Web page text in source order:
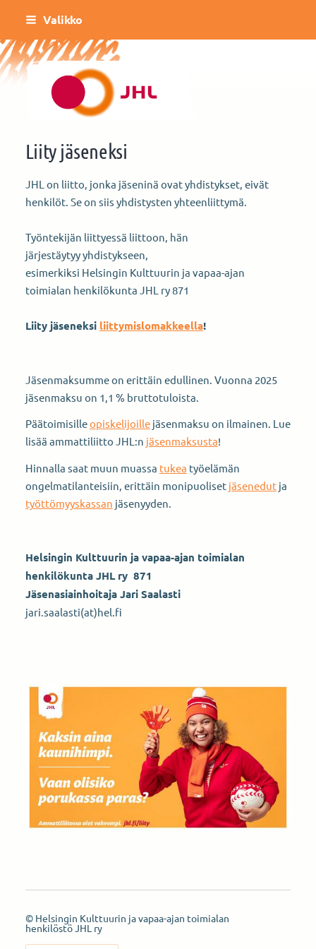
Siirry
sisältöön
Valikko
Helsingin Kulttuurin ja vapaa-ajan
Liity jäseneksi
JHL on liitto, jonka jäseninä ovat yhdistykset, eivät
henkilöt. Se on siis yhdistysten yhteenliittymä.
Työntekijän liittyessä liittoon, hän
järjestäytyy yhdistykseen,
esimerkiksi Helsingin Kulttuurin ja vapaa-ajan
toimialan hen­kilökunta JHL ry 871
Liity jäseneksi liittymislomakkeella!
Jäsenmaksumme on erittäin edullinen. Vuonna 2025
jäsenmaksu on 1,1 % bruttotuloista.
Päätoimisilleopiskelijoillejäsenmaksu on ilmainen. Lue
lisää ammattiliitto JHL:n jäsenmaksusta!
Hinnalla saat muun muassa tukea työelämän
ongelmatilanteisiin, erittäin monipuoliset jäsenedutja
työttömyyskassan jäsenyyden.
Helsingin Kulttuurin ja vapaa-ajan toimialan
hen­kilökunta JHL ry 871
Jäsenasiainhoitaja Jari Saalasti
jari.saalasti(at)hel.fi
© Helsingin Kulttuurin ja vapaa-ajan toimialan
henkilöstö JHL ry